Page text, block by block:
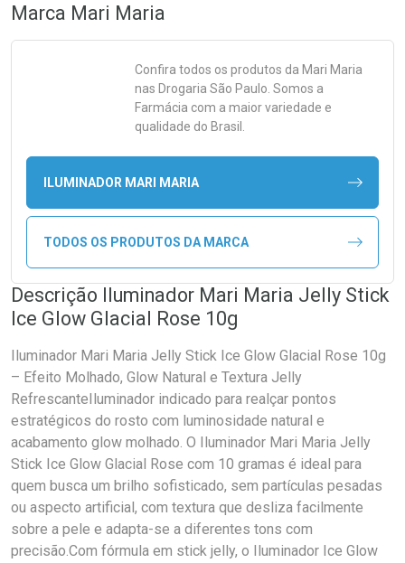
Marca Mari Maria
Confira todos os produtos da Mari Maria
nas Drogaria São Paulo. Somos a
Farmácia com a maior variedade e
qualidade do Brasil.
ILUMINADOR MARI MARIA
TODOS OS PRODUTOS DA MARCA
Descrição Iluminador Mari Maria Jelly Stick
Ice Glow Glacial Rose 10g
Iluminador Mari Maria Jelly Stick Ice Glow Glacial Rose 10g
– Efeito Molhado, Glow Natural e Textura Jelly
RefrescanteIluminador indicado para realçar pontos
estratégicos do rosto com luminosidade natural e
acabamento glow molhado. O Iluminador Mari Maria Jelly
Stick Ice Glow Glacial Rose com 10 gramas é ideal para
quem busca um brilho sofisticado, sem partículas pesadas
ou aspecto artificial, com textura que desliza facilmente
sobre a pele e adapta-se a diferentes tons com
precisão.Com fórmula em stick jelly, o Iluminador Ice Glow